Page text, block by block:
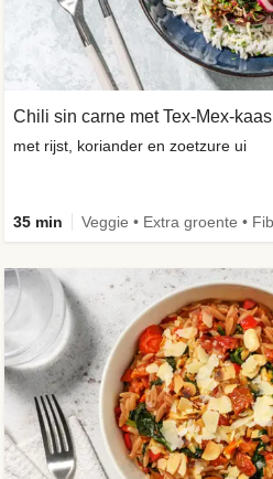
Chili sin carne met Tex-Mex-kaas
met rijst, koriander en zoetzure ui
35 min